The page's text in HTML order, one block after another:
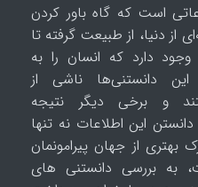
است که گاه باور کردن
دنیا، از طبیعت گرفته تا
دارد که انسان را به
دانستنی‌ها ناشی از
و برخی دیگر نتیجه
این اطلاعات نه تنها
از جهان پیرامونمان
به بررسی دانستنی های